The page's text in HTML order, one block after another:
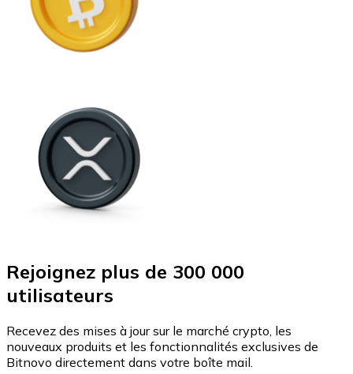
Rejoignez plus de 300 000
utilisateurs
Recevez des mises à jour sur le marché crypto, les
nouveaux produits et les fonctionnalités exclusives de
Bitnovo directement dans votre boîte mail.